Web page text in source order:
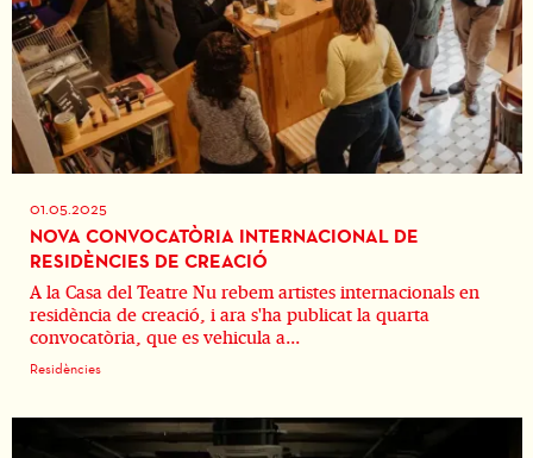
01.05.2025
NOVA CONVOCATÒRIA INTERNACIONAL DE
RESIDÈNCIES DE CREACIÓ
A la Casa del Teatre Nu rebem artistes internacionals en
residència de creació, i ara s'ha publicat la quarta
convocatòria, que es vehicula a...
Residències